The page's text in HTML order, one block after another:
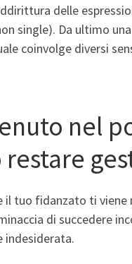
delle
single). Da ultimo
coinvolge diversi
nel
restare
il tuo fidanzato ti
di succedere
indesiderata.